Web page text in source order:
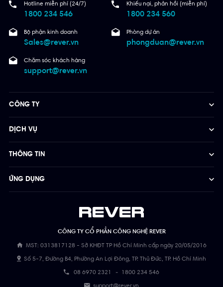
Hotline miễn phí (24/7)
1800 234 546
Khiếu nại, phản hồi (miễn phí)
1800 234 560
Bộ phận kinh doanh
Sales@rever.vn
Phòng dự án
phongduan@rever.vn
Chăm sóc khách hàng
support@rever.vn
CÔNG TY CỔ PHẦN CÔNG NGHỆ REVER
MST: 0313817128 - Sở KHĐT TP Hồ Chí Minh cấp ngày 20/05/2016
Số 5-7, Đường B4, Phường An Lợi Đông, TP. Thủ Đức, TP. Hồ Chí Minh
08 6970 2321 - 1800 234 546
CÔNG TY
DỊCH VỤ
THÔNG TIN
ỨNG DỤNG